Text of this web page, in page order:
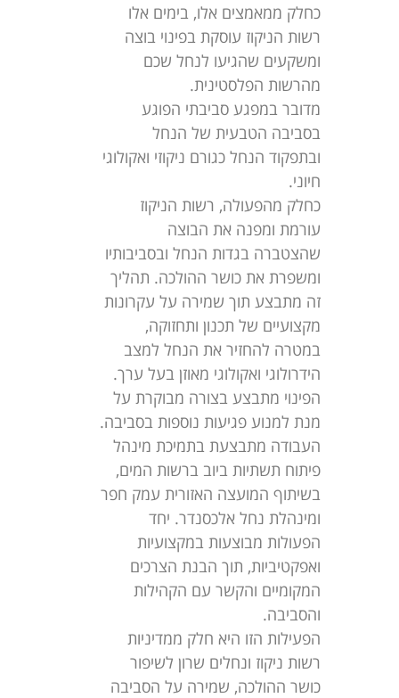
כחלק ממאמצים אלו, בימים אלו
רשות הניקוז עוסקת בפינוי בוצה
ומשקעים שהגיעו לנחל שכם
מהרשות הפלסטינית.
מדובר במפגע סביבתי הפוגע
בסביבה הטבעית של הנחל
ובתפקוד הנחל כגורם ניקוזי ואקולוגי
חיוני.
כחלק מהפעולה, רשות הניקוז
עורמת ומפנה את הבוצה
שהצטברה בגדות הנחל ובסביבותיו
ומשפרת את כושר ההולכה. תהליך
זה מתבצע תוך שמירה על עקרונות
מקצועיים של תכנון ותחזוקה,
במטרה להחזיר את הנחל למצב
הידרולוגי ואקולוגי מאוזן בעל ערך.
הפינוי מתבצע בצורה מבוקרת על
מנת למנוע פגיעות נוספות בסביבה.
העבודה מתבצעת בתמיכת מינהל
פיתוח תשתיות ביוב ברשות המים,
בשיתוף המועצה האזורית עמק חפר
ומינהלת נחל אלכסנדר. יחד
הפעולות מבוצעות במקצועיות
ואפקטיביות, תוך הבנת הצרכים
המקומיים והקשר עם הקהילות
והסביבה.
הפעילות הזו היא חלק ממדיניות
רשות ניקוז ונחלים שרון לשיפור
כושר ההולכה, שמירה על הסביבה